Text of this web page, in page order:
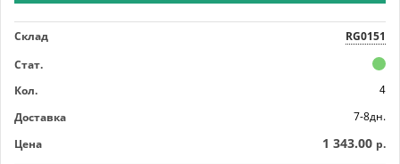
Склад
RG0151
Стат.
Кол.
4
Доставка
7-8дн.
Цена
1 343.00 р.